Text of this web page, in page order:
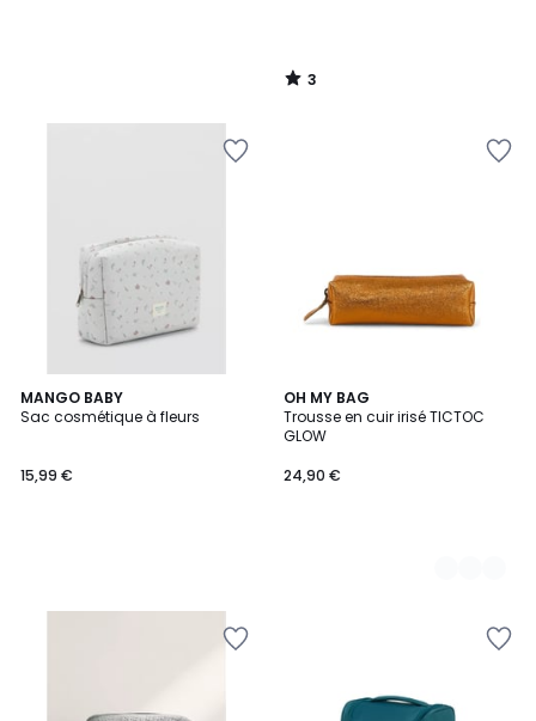
3
/
MANGO BABY
Sac cosmétique à fleurs
15,99 €
OH MY BAG
Trousse en cuir irisé TICTOC
GLOW
24,90 €
7
Couleurs